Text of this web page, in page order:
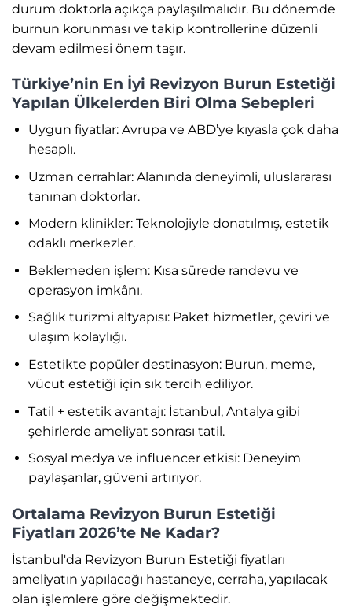
durum doktorla açıkça paylaşılmalıdır. Bu dönemde
burnun korunması ve takip kontrollerine düzenli
devam edilmesi önem taşır.
Türkiye’nin En İyi Revizyon Burun Estetiği
Yapılan Ülkelerden Biri Olma Sebepleri
Uygun fiyatlar: Avrupa ve ABD’ye kıyasla çok daha
hesaplı.
Uzman cerrahlar: Alanında deneyimli, uluslararası
tanınan doktorlar.
Modern klinikler: Teknolojiyle donatılmış, estetik
odaklı merkezler.
Beklemeden işlem: Kısa sürede randevu ve
operasyon imkânı.
Sağlık turizmi altyapısı: Paket hizmetler, çeviri ve
ulaşım kolaylığı.
Estetikte popüler destinasyon: Burun, meme,
vücut estetiği için sık tercih ediliyor.
Tatil + estetik avantajı: İstanbul, Antalya gibi
şehirlerde ameliyat sonrası tatil.
Sosyal medya ve influencer etkisi: Deneyim
paylaşanlar, güveni artırıyor.
Ortalama Revizyon Burun Estetiği
Fiyatları 2026’te Ne Kadar?
İstanbul'da Revizyon Burun Estetiği fiyatları
ameliyatın yapılacağı hastaneye, cerraha, yapılacak
olan işlemlere göre değişmektedir.